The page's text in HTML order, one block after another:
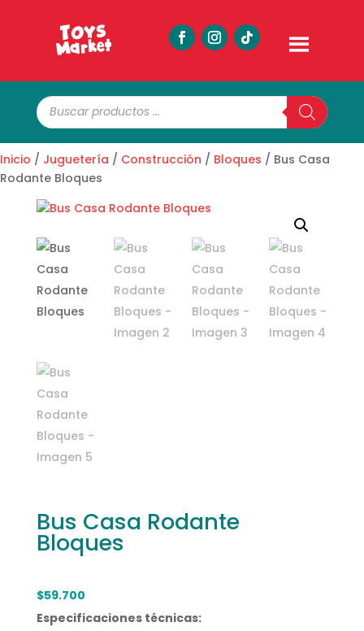
Búsqueda
de
productos
Inicio / Juguetería / Construcción / Bloques / Bus Casa
Rodante Bloques
Bus Casa Rodante
Bloques
$59.700
Especificaciones técnicas: